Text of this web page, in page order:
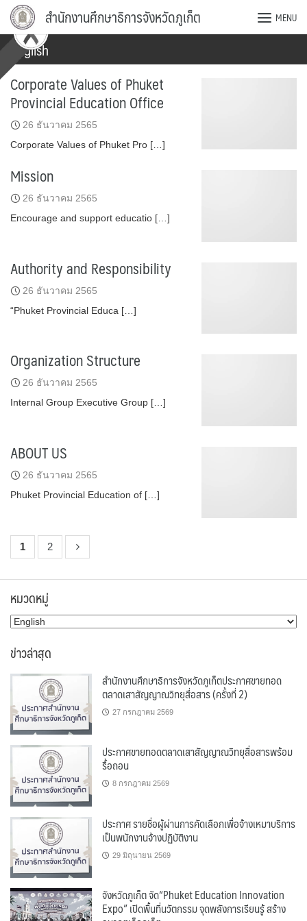
Skip
content
สำนักงานศึกษาธิการจังหวัดภูเก็ต MENU
English
Corporate Values of Phuket
Provincial Education Office
26 ธันวาคม 2565
Corporate Values of Phuket Pro […]
Mission
26 ธันวาคม 2565
Encourage and support educatio […]
Authority and Responsibility
26 ธันวาคม 2565
“Phuket Provincial Educa […]
Organization Structure
26 ธันวาคม 2565
Internal Group Executive Group […]
ABOUT US
26 ธันวาคม 2565
Phuket Provincial Education of […]
1 2
หมวดหมู่
หมวด
ข่าวล่าสุด
สำนักงานศึกษาธิการจังหวัดภูเก็ตประกาศขายทอด
ตลาดเสาสัญญาณวิทยุสื่อสาร (ครั้งที่ 2)
27 กรกฎาคม 2569
ประกาศขายทอดตลาดเสาสัญญาณวิทยุสื่อสารพร้อม
รื้อถอน
8 กรกฎาคม 2569
ประกาศ รายชื่อผู้ผ่านการคัดเลือกเพื่อจ้างเหมาบริการ
เป็นพนักงานจ้างปฏิบัติงาน
29 มิถุนายน 2569
จังหวัดภูเก็ต จัด“Phuket Education Innovation
Expo” เปิดพื้นที่นวัตกรรม จุดพลังการเรียนรู้ สร้าง